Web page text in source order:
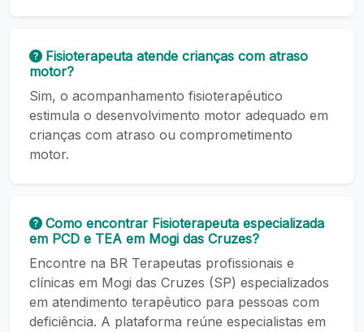
Fisioterapeuta atende crianças com atraso
motor?
Sim, o acompanhamento fisioterapêutico
estimula o desenvolvimento motor adequado em
crianças com atraso ou comprometimento
motor.
Como encontrar Fisioterapeuta especializada
em PCD e TEA em Mogi das Cruzes?
Encontre na BR Terapeutas profissionais e
clínicas em Mogi das Cruzes (SP) especializados
em atendimento terapêutico para pessoas com
deficiência. A plataforma reúne especialistas em